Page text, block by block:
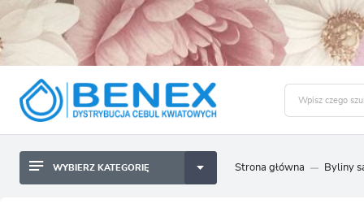
BYLINY SADZONKI BULWY
WYBIERZ KATEGORIĘ Strona główna Byliny